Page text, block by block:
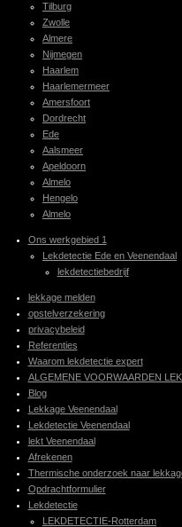
Tilburg
Zwolle
Almere
Nijmegen
Haarlem
Haarlemermeer
Amersfoort
Dordrecht
Ede
Aalsmeer
Apeldoorn
Almelo
Hengelo
Almelo
Ons werkgebied 1
Lekdetectie Ede en Veenendaal
lekdetectiebedrijf
lekkage melden
opstelverzekering
privacybeleid
Referenties
Waarom lekdetectie expert
ALGEMENE VOORWAARDEN
Blog
Lekkage Veenendaal
Lekdetectie Veenendaal
lekt Veenendaal
Afrekenen
Thermische onderzoek naar
Opdrachtformulier
Lekdetectie
LEKDETECTIE-Rotterdam